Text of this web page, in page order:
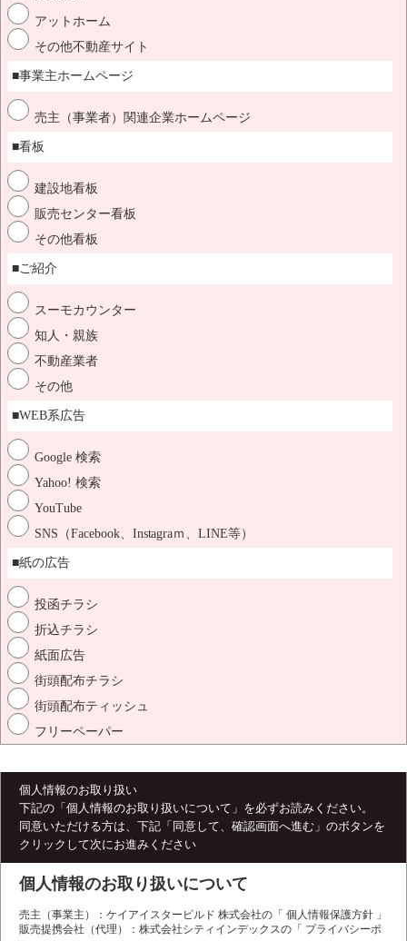
アットホーム
その他不動産サイト
■事業主ホームページ
売主（事業者）関連企業ホームページ
■看板
建設地看板
販売センター看板
その他看板
■ご紹介
スーモカウンター
知人・親族
不動産業者
その他
■WEB系広告
Google 検索
Yahoo! 検索
YouTube
SNS（Facebook、Instagraｍ、LINE等）
■紙の広告
投函チラシ
折込チラシ
紙面広告
街頭配布チラシ
街頭配布ティッシュ
フリーペーパー
個人情報のお取り扱い
下記の「個人情報のお取り扱いについて」を必ずお読みください。
同意いただける方は、下記「同意して、確認画面へ進む」のボタンを
クリックして次にお進みください
個人情報のお取り扱いについて
売主（事業主）：ケイアイスタービルド 株式会社の「 個人情報保護方針 」は
販売提携会社（代理）：株式会社シティインデックスの「 プライバシーポリシ